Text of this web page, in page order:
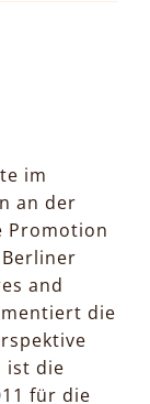
im
an der
Promotion
and
die
ist die
für die